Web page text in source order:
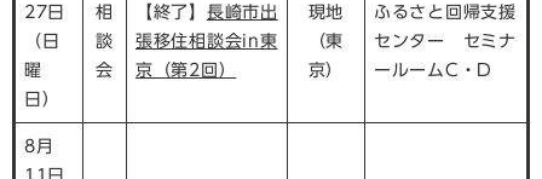
27日
（日
曜
日）
相
談
会
【終了】 長崎市出
張移住相談会in東
京（第2回）
現地
（東
京）
ふるさと回帰支援
センター セミナ
ールームC・D
8月
11日